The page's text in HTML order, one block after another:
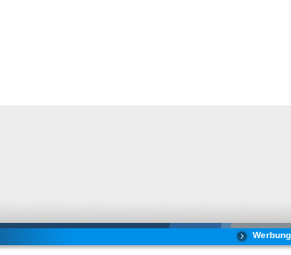
Werbung